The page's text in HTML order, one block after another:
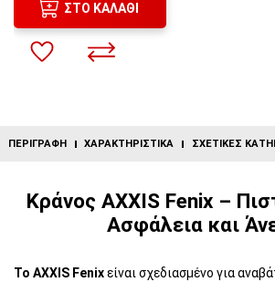
ΣΤΟ ΚΑΛΆΘΙ
ΠΕΡΙΓΡΑΦΉ ΧΑΡΑΚΤΗΡΙΣΤΙΚΆ ΣΧΕΤΙΚΈΣ
Κράνος AXXIS Fenix –
Ασφάλεια και
Το AXXIS Fenixείναι σχεδιασμένο για